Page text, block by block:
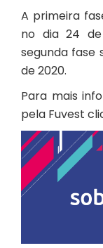
A primeira
no dia 24
segunda fase
de 2020.
Para mais
pela Fuvest